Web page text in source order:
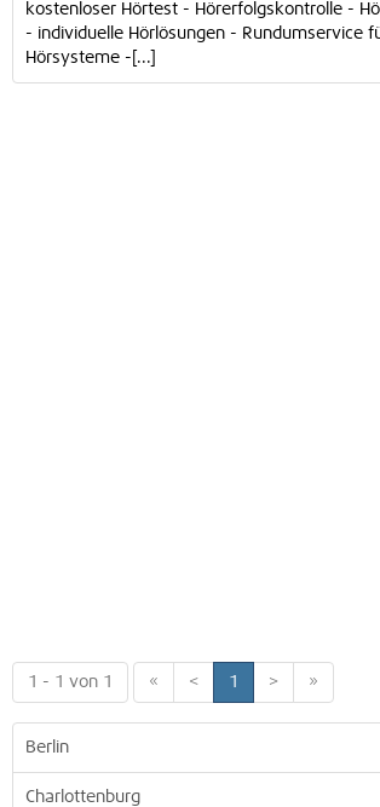
kostenloser Hörtest - Hörerfolgskontrolle -
- individuelle Hörlösungen - Rundumservice
Hörsysteme -[...]
1 - 1 von 1 « < 1 > »
Berlin
Charlottenburg